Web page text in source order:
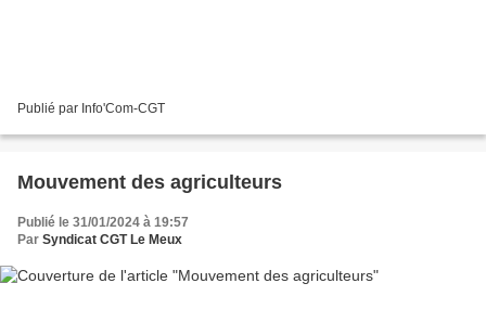
Publié par Info'Com-CGT
Mouvement des agriculteurs
Publié le 31/01/2024 à 19:57
Par Syndicat CGT Le Meux